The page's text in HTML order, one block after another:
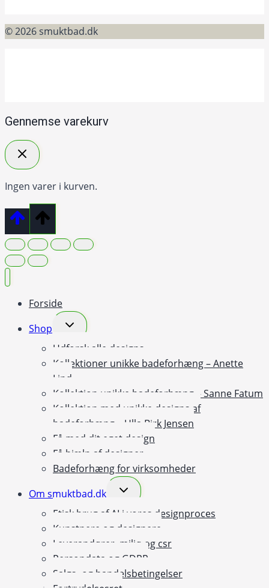
© 2026 smuktbad.dk
Gennemse varekurv
Ingen varer i kurven.
Forside
Shop
Skift
undermenu
Udforsk alle designs
Kollektioner unikke badeforhæng – Anette
Lind
Kollektion unikke badeforhæng – Sanne Fatum
Kollektion med unikke designs af
badeforhæng – Ulla Birk Jensen
Få med dit eget design
Få hjælp af designer
Badeforhæng for virksomheder
Om smuktbad.dk
Skift
undermenu
Etisk brug af AI i vores designproces
Kunstnere og designere
Leverandører, miljø og csr
Persondata og GDPR
Salgs- og handelsbetingelser